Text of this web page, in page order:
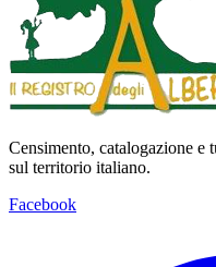
Censimento, catalogazione e
sul territorio italiano.
Facebook